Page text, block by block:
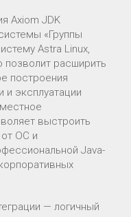
Axiom JDK
«Группы
Astra Linux,
позволит расширить
построения
и эксплуатации
выстроить
ОС и
Java-
— логичный